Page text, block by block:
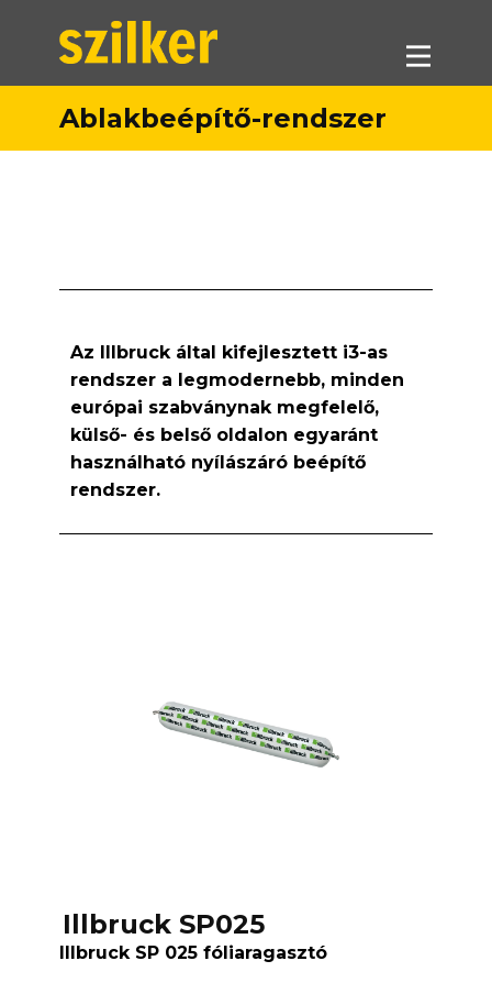
Termékeink
Letöltések
Kapcsolat
Ablakbeépítő-rendszer
Az Illbruck által kifejlesztett i3-as
rendszer a legmodernebb, minden
európai szabványnak megfelelő,
külső- és belső oldalon egyaránt
használható nyílászáró beépítő
rendszer.
Illbruck SP025
Illbruck SP 025 fóliaragasztó